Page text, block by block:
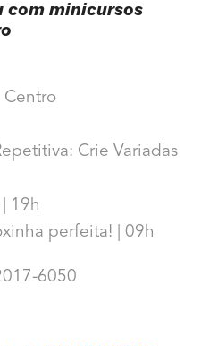
com minicursos
Centro
Crie Variadas
19h
perfeita! | 09h
6050